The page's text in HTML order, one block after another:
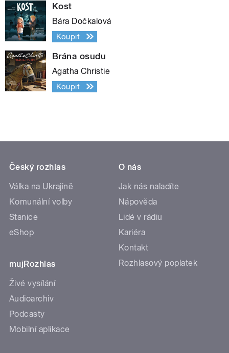
Kost
Bára Dočkalová
Koupit
Brána osudu
Agatha Christie
Koupit
Český rozhlas
Válka na Ukrajině
Komunální volby
Stanice
eShop
mujRozhlas
Živé vysílání
Audioarchiv
Podcasty
Mobilní aplikace
O nás
Jak nás naladíte
Nápověda
Lidé v rádiu
Kariéra
Kontakt
Rozhlasový poplatek